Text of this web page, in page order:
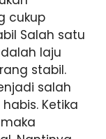
cukup
Salah satu
laju
stabil.
salah
Ketika